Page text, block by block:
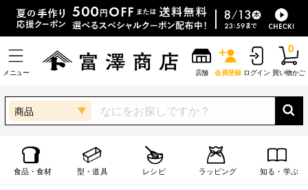
メニュー 店舗 会員登録 ログイン 買い物かご
0
商品
食品・食材 型・道具 レシピ ラッピング 知る・学ぶ